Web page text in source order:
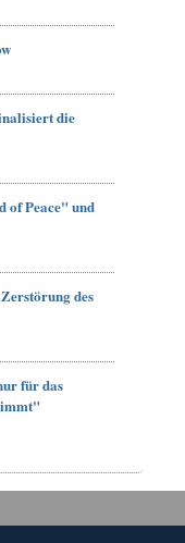
die
of Peace" und
des
für das